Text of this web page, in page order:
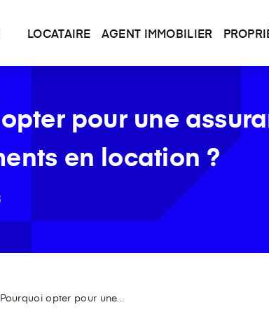
LOCATAIRE AGENT IMMOBILIER
pour une
en location ?
Pourquoi opter pour une...